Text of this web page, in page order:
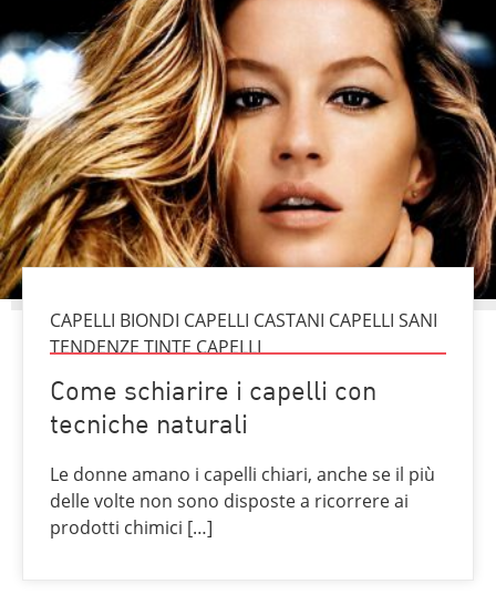
CAPELLI BIONDI CAPELLI CASTANI CAPELLI SANI
TENDENZE TINTE CAPELLI
Come schiarire i capelli con
tecniche naturali
Le donne amano i capelli chiari, anche se il più
delle volte non sono disposte a ricorrere ai
prodotti chimici […]